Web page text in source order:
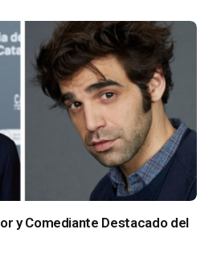
y Comediante Destacado del